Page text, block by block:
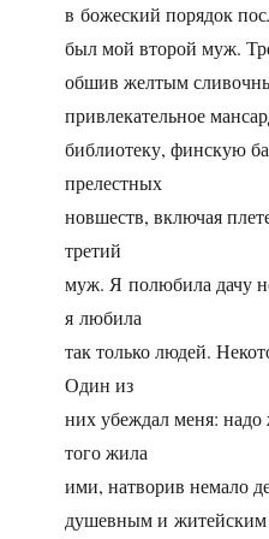
в божеский порядок
был мой второй муж.
обшив желтым
привлекательное
библиотеку, финскую
прелестных
новшеств, включая
третий
муж. Я полюбила дачу
я любила
так только людей.
Один из
них убеждал меня:
того жила
ими, натворив немало
душевным и